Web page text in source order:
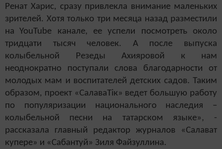
Ренат Харис, сразу привлекла внимание маленьких
зрителей. Хотя только три месяца назад разместили
на
YouTube канале, ее успели посмотреть около
тридцати тысяч человек. А после выпуска
колыбельной Резеды Ахияровой к нам
неоднократно поступали слова благодарности от
молодых мам и воспитателей детских садов. Таким
образом, проект «СалаваТік» ведет большую работу
по популяризации национального наследия –
колыбельной песни на татарском языке», -
рассказала главный редактор журналов «Салават
купере» и «Сабантуй» Зиля Файзуллина.